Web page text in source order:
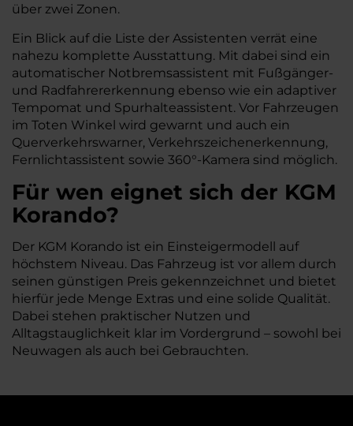
über zwei Zonen.
Ein Blick auf die Liste der Assistenten verrät eine
nahezu komplette Ausstattung. Mit dabei sind ein
automatischer Notbremsassistent mit Fußgänger-
und Radfahrererkennung ebenso wie ein adaptiver
Tempomat und Spurhalteassistent. Vor Fahrzeugen
im Toten Winkel wird gewarnt und auch ein
Querverkehrswarner, Verkehrszeichenerkennung,
Fernlichtassistent sowie 360°-Kamera sind möglich.
Für wen eignet sich der KGM
Korando?
Der KGM Korando ist ein Einsteigermodell auf
höchstem Niveau. Das Fahrzeug ist vor allem durch
seinen günstigen Preis gekennzeichnet und bietet
hierfür jede Menge Extras und eine solide Qualität.
Dabei stehen praktischer Nutzen und
Alltagstauglichkeit klar im Vordergrund – sowohl bei
Neuwagen als auch bei Gebrauchten.